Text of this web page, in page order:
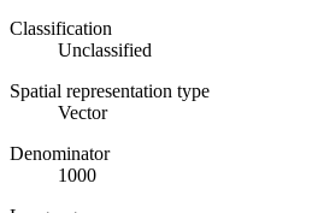
Classification
Unclassified
Spatial representation type
Vector
Denominator
1000